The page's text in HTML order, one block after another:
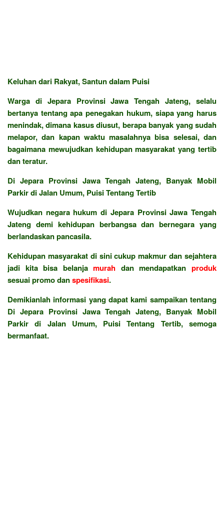
Keluhan dari Rakyat, Santun dalam Puisi
Warga di Jepara Provinsi Jawa Tengah Jateng, selalu
bertanya tentang apa penegakan hukum, siapa yang harus
menindak, dimana kasus diusut, berapa banyak yang sudah
melapor, dan kapan waktu masalahnya bisa selesai, dan
bagaimana mewujudkan kehidupan masyarakat yang tertib
dan teratur.
Di Jepara Provinsi Jawa Tengah Jateng, Banyak Mobil
Parkir di Jalan Umum, Puisi Tentang Tertib
Wujudkan negara hukum di Jepara Provinsi Jawa Tengah
Jateng demi kehidupan berbangsa dan bernegara yang
berlandaskan pancasila.
Kehidupan masyarakat di sini cukup makmur dan sejahtera
jadi kita bisa belanjamurah dan mendapatkanproduk
sesuai promo danspesifikasi.
Demikianlah informasi yang dapat kami sampaikan tentang
Di Jepara Provinsi Jawa Tengah Jateng, Banyak Mobil
Parkir di Jalan Umum, Puisi Tentang Tertib, semoga
bermanfaat.